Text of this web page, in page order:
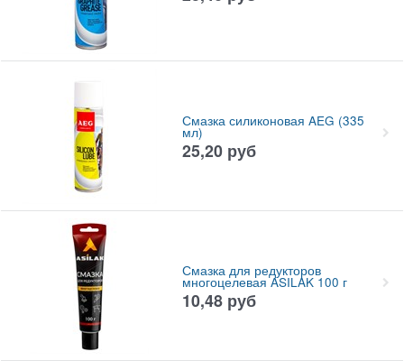
Смазка силиконовая AEG (335
мл)
25,20 руб
Смазка для редукторов
многоцелевая ASILAK 100 г
10,48 руб